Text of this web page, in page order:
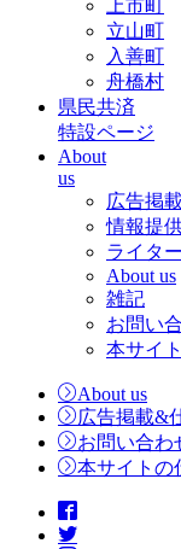
上市町
立山町
入善町
舟橋村
県民共済
特設ページ
About
us
広告掲
情報提
ライタ
About us
雑記
お問い
本サイ
About us
広告掲載&
お問い合わ
本サイトの